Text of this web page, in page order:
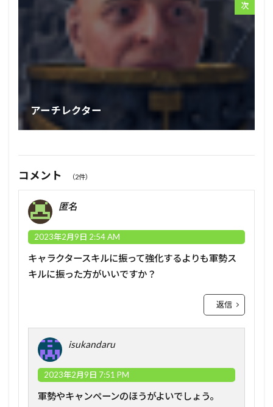
次
アーチレクター
コメント （2件）
匿名
2023年2月9日 2:54 AM
キャラクタースキルに振って強化するよりも軍勢ス
キルに振った方がいいですか？
返信
isukandaru
2023年2月9日 7:51 PM
軍勢やキャンペーンのほうがよいでしょう。